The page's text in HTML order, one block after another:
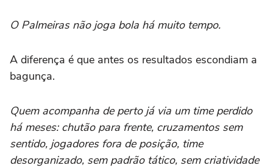
O Palmeiras não joga bola há muito tempo.
A diferença é que antes os resultados escondiam a
bagunça.
Quem acompanha de perto já via um time perdido
há meses: chutão para frente, cruzamentos sem
sentido, jogadores fora de posição, time
desorganizado, sem padrão tático, sem criatividade